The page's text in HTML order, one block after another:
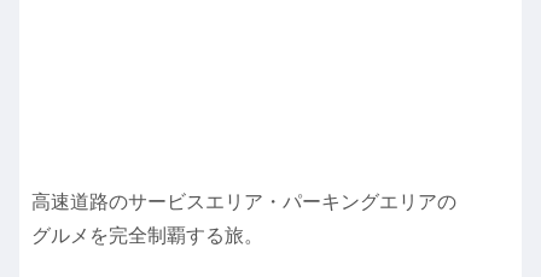
高速道路のサービスエリア・パーキングエリアの
グルメを完全制覇する旅。